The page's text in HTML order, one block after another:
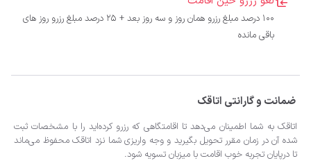
100 درصد مبلغ رزرو همان روز و سه روز بعد + 25 درصد مبلغ رزرو روز های
باقی مانده
ضمانت و گارانتی اتاقک
اتاقک به شما اطمینان می‌دهد تا اقامتگاهی که رزرو کرده‌اید را با مشخصات ثبت
شده آن در زمان مقرر تحویل بگیرید و وجه واریزی شما نزد اتاقک محفوظ می‌ماند
تا درپایان تجربه خوب اقامت با میزبان تسویه شود.